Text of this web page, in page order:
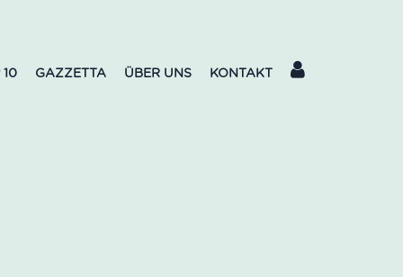
10 GAZZETTA ÜBER UNS KONTAKT